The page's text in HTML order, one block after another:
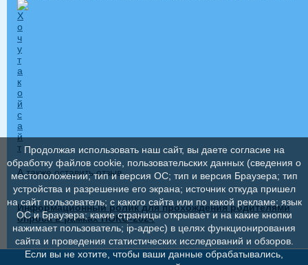
А также оставить отзыв
Информационный ролик для прохождения родителями
опроса в рамках НОКО-2024
Продолжая использовать наш сайт, вы даете согласие на
обработку файлов cookie, пользовательских данных (сведения о
местоположении; тип и версия ОС; тип и версия Браузера; тип
устройства и разрешение его экрана; источник откуда пришел
на сайт пользователь; с какого сайта или по какой рекламе; язык
ОС и Браузера; какие страницы открывает и на какие кнопки
нажимает пользователь; ip-адрес) в целях функционирования
сайта и проведения статистических исследований и обзоров.
Если вы не хотите, чтобы ваши данные обрабатывались,